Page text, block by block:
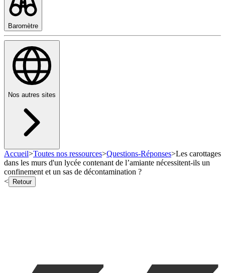
Baromètre
Nos autres sites
Accueil>Toutes nos ressources>Questions-Réponses>Les carottages
dans les murs d'un lycée contenant de l’amiante nécessitent-ils un
confinement et un sas de décontamination ?
<
Retour